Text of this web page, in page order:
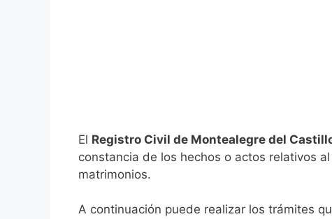
El Registro Civil de Montealegre del
constancia de los hechos o actos relativos
matrimonios.
A continuación puede realizar los trámites